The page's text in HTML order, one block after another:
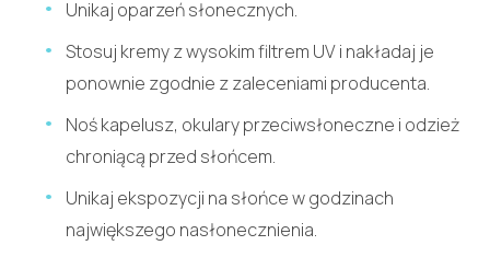
Unikaj oparzeń słonecznych.
Stosuj kremy z wysokim filtrem UV i nakładaj je
ponownie zgodnie z zaleceniami producenta.
Noś kapelusz, okulary przeciwsłoneczne i odzież
chroniącą przed słońcem.
Unikaj ekspozycji na słońce w godzinach
największego nasłonecznienia.